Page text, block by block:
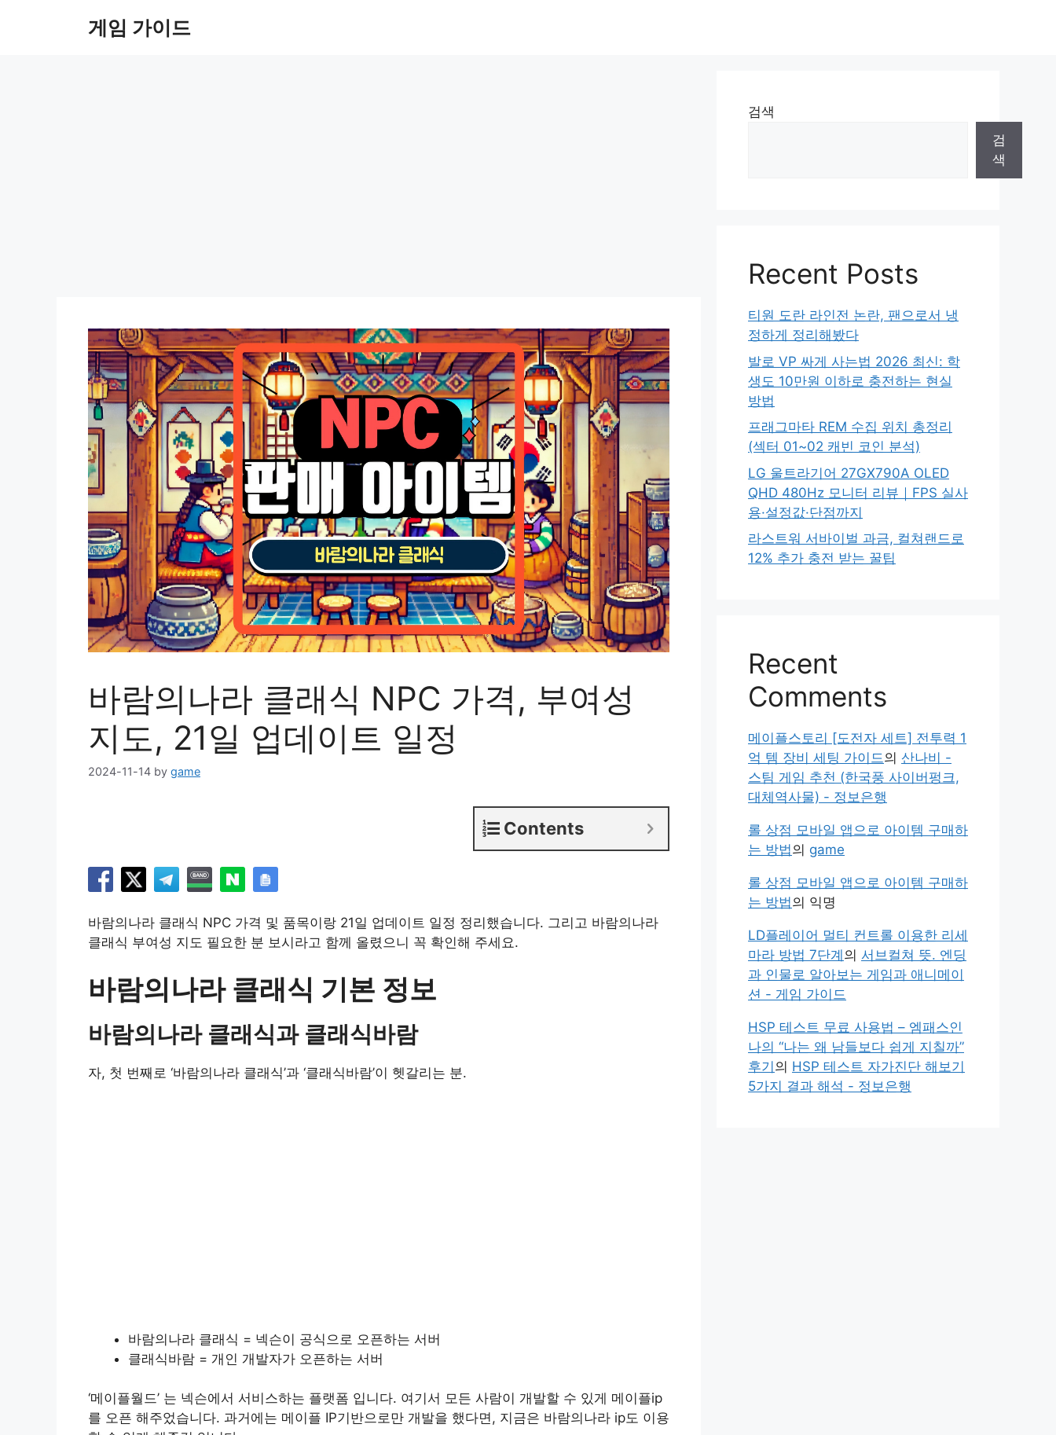
게임 가이드
바람의나라 클래식 NPC 가격, 부여성
지도, 21일 업데이트 일정
2024-11-14 by game
Contents
바람의나라 클래식 NPC 가격 및 품목이랑 21일 업데이트 일정 정리했습니다. 그리고 바람의나라
클래식 부여성 지도 필요한 분 보시라고 함께 올렸으니 꼭 확인해 주세요.
바람의나라 클래식 기본 정보
바람의나라 클래식과 클래식바람
자, 첫 번째로 ‘바람의나라 클래식’과 ‘클래식바람’이 헷갈리는 분.
바람의나라 클래식 = 넥슨이 공식으로 오픈하는 서버
클래식바람 = 개인 개발자가 오픈하는 서버
‘메이플월드’ 는 넥슨에서 서비스하는 플랫폼 입니다. 여기서 모든 사람이 개발할 수 있게 메이플ip
를 오픈 해주었습니다. 과거에는 메이플 IP기반으로만 개발을 했다면, 지금은 바람의나라 ip도 이용
검색
검
색
Recent Posts
티원 도란 라인전 논란, 팬으로서 냉
정하게 정리해봤다
발로 VP 싸게 사는법 2026 최신: 학
생도 10만원 이하로 충전하는 현실
방법
프래그마타 REM 수집 위치 총정리
(섹터 01~02 캐빈 코인 분석)
LG 울트라기어 27GX790A OLED
QHD 480Hz 모니터 리뷰｜FPS 실사
용·설정값·단점까지
라스트워 서바이벌 과금, 컬쳐랜드로
12% 추가 충전 받는 꿀팁
Recent
Comments
메이플스토리 [도전자 세트] 전투력 1
억 템 장비 세팅 가이드의 산나비 -
스팀 게임 추천 (한국풍 사이버펑크,
대체역사물) - 정보은행
롤 상점 모바일 앱으로 아이템 구매하
는 방법의 game
롤 상점 모바일 앱으로 아이템 구매하
는 방법의 익명
LD플레이어 멀티 컨트롤 이용한 리세
마라 방법 7단계 의 서브컬쳐 뜻. 엔딩
과 인물로 알아보는 게임과 애니메이
션 - 게임 가이드
HSP 테스트 무료 사용법 – 엠패스인
나의 “나는 왜 남들보다 쉽게 지칠까”
후기 의 HSP 테스트 자가진단 해보기
5가지 결과 해석 - 정보은행